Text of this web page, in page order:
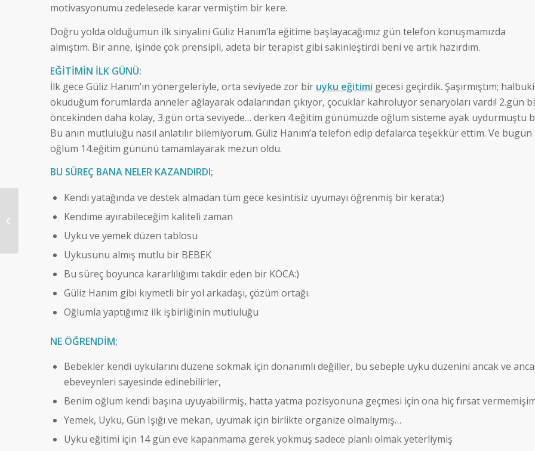
motivasyonumu zedelesede karar vermiştim bir kere.
Doğru yolda olduğumun ilk sinyalini Güliz Hanım’la eğitime başlayacağımız gün telefon konuşmamızda
almıştım. Bir anne, işinde çok prensipli, adeta bir terapist gibi sakinleştirdi beni ve artık hazırdım.
EĞİTİMİN İLK GÜNÜ:
İlk gece Güliz Hanım’ın yönergeleriyle, orta seviyede zor bir uyku eğitimi gecesi geçirdik. Şaşırmıştım; halbuki
okuduğum forumlarda anneler ağlayarak odalarından çıkıyor, çocuklar kahroluyor senaryoları vardı! 2.gün
öncekinden daha kolay, 3.gün orta seviyede… derken 4.eğitim günümüzde oğlum sisteme ayak uydurmuştu
Bu anın mutluluğu nasıl anlatılır bilemiyorum. Güliz Hanım’a telefon edip defalarca teşekkür ettim. Ve bugün
oğlum 14.eğitim gününü tamamlayarak mezun oldu.
BU SÜREÇ BANA NELER KAZANDIRDI;
Kendi yatağında ve destek almadan tüm gece kesintisiz uyumayı öğrenmiş bir kerata:)
Kendime ayırabileceğim kaliteli zaman
Uyku ve yemek düzen tablosu
Uykusunu almış mutlu bir BEBEK
Bu süreç boyunca kararlılığımı takdir eden bir KOCA:)
Güliz Hanım gibi kıymetli bir yol arkadaşı, çözüm ortağı.
Oğlumla yaptığımız ilk işbirliğinin mutluluğu
NE ÖĞRENDİM;
Bebekler kendi uykularını düzene sokmak için donanımlı değiller, bu sebeple uyku düzenini ancak ve
ebeveynleri sayesinde edinebilirler,
Benim oğlum kendi başına uyuyabilirmiş, hatta yatma pozisyonuna geçmesi için ona hiç fırsat
Yemek, Uyku, Gün Işığı ve mekan, uyumak için birlikte organize olmalıymış…
Uyku eğitimi için 14 gün eve kapanmama gerek yokmuş sadece planlı olmak yeterliymiş
Doruk Kızıltaş – 9,5